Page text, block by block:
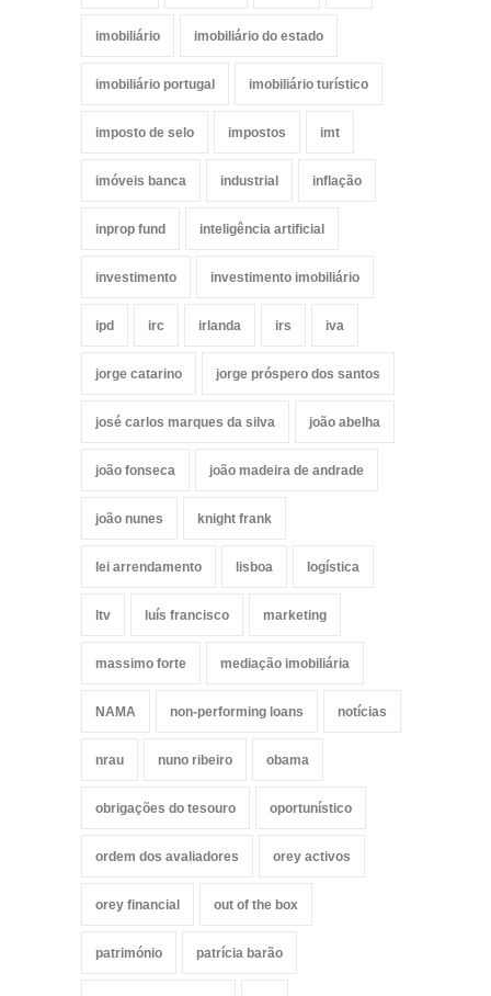
imobiliário imobiliário do estado
imobiliário portugal imobiliário turístico
imposto de selo impostos imt
imóveis banca industrial inflação
inprop fund inteligência artificial
investimento investimento imobiliário
ipd irc irlanda irs iva
jorge catarino jorge próspero dos santos
josé carlos marques da silva joão abelha
joão fonseca joão madeira de andrade
joão nunes knight frank
lei arrendamento lisboa logística
ltv luís francisco marketing
massimo forte mediação imobiliária
NAMA non-performing loans notícias
nrau nuno ribeiro obama
obrigações do tesouro oportunístico
ordem dos avaliadores orey activos
orey financial out of the box
património patrícia barão